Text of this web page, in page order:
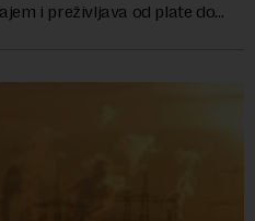
i preživljava od plate do